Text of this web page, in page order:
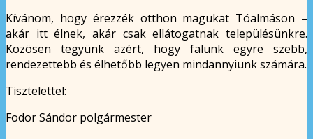
Kívánom, hogy érezzék otthon magukat Tóalmáson –
akár itt élnek, akár csak ellátogatnak településünkre.
Közösen tegyünk azért, hogy falunk egyre szebb,
rendezettebb és élhetőbb legyen mindannyiunk számára.
Tisztelettel:
Fodor Sándor polgármester